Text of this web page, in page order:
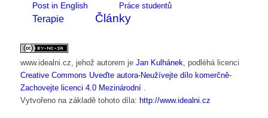
Post in English Práce studentů
Terapie Články
www.idealni.cz , jehož autorem je Jan Kulhánek , podléhá licenci
Creative Commons Uveďte autora-Neužívejte dílo komerčně-
Zachovejte licenci 4.0 Mezinárodní
Vytvořeno na základě tohoto díla: http://www.idealni.cz